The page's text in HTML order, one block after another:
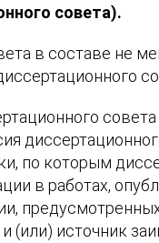
совета).
в составе не
совета
по которым
в работах,
(или) источник